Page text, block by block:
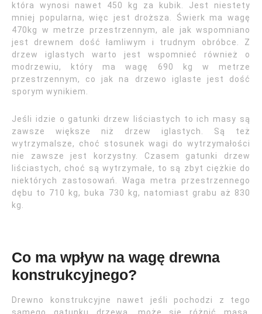
która wynosi nawet 450 kg za kubik. Jest niestety
mniej popularna, więc jest droższa. Świerk ma wagę
470kg w metrze przestrzennym, ale jak wspomniano
jest drewnem dość łamliwym i trudnym obróbce. Z
drzew iglastych warto jest wspomnieć również o
modrzewiu, który ma wagę 690 kg w metrze
przestrzennym, co jak na drzewo iglaste jest dość
sporym wynikiem.
Jeśli idzie o gatunki drzew liściastych to ich masy są
zawsze większe niż drzew iglastych. Są też
wytrzymalsze, choć stosunek wagi do wytrzymałości
nie zawsze jest korzystny. Czasem gatunki drzew
liściastych, choć są wytrzymałe, to są zbyt ciężkie do
niektórych zastosowań. Waga metra przestrzennego
dębu to 710 kg, buka 730 kg, natomiast grabu aż 830
kg.
Co ma wpływ na wagę drewna
konstrukcyjnego?
Drewno konstrukcyjne nawet jeśli pochodzi z tego